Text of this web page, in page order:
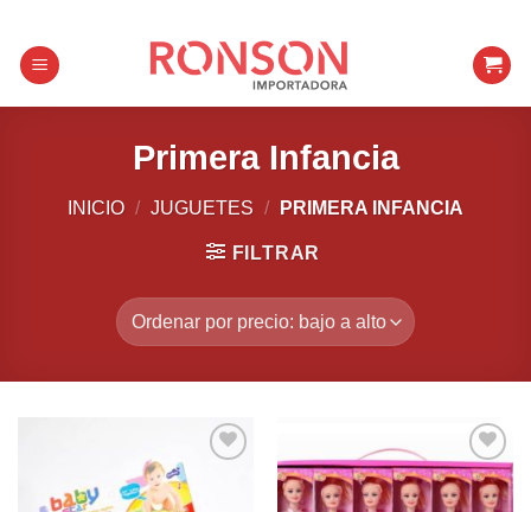
content
Primera Infancia
INICIO / JUGUETES / PRIMERA INFANCIA
FILTRAR